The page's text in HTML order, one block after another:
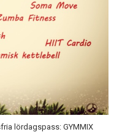
lördagspass: GYMMIX